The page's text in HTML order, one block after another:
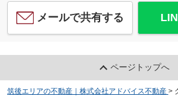
メールで共有する
ページトップへ
筑後エリアの不動産｜株式会社アドバイス不動産 >